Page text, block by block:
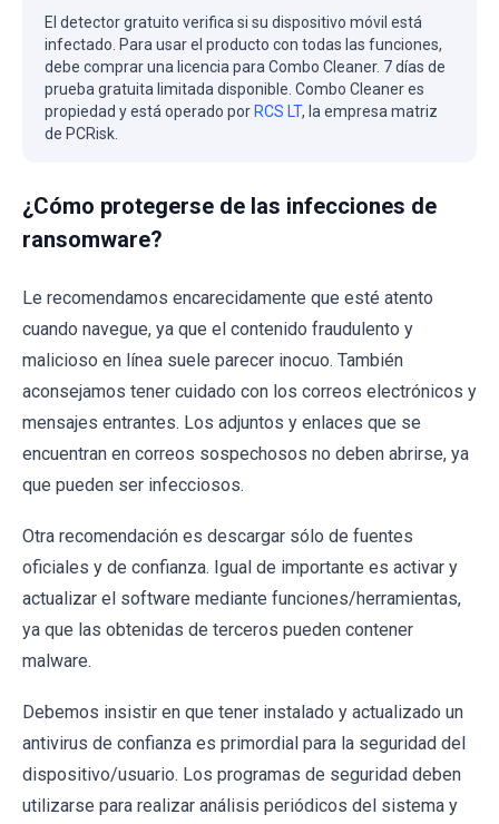
El detector gratuito verifica si su dispositivo móvil está
infectado. Para usar el producto con todas las funciones,
debe comprar una licencia para Combo Cleaner. 7 días de
prueba gratuita limitada disponible. Combo Cleaner es
propiedad y está operado por RCS LT, la empresa matriz
de PCRisk.
¿Cómo protegerse de las infecciones de
ransomware?
Le recomendamos encarecidamente que esté atento
cuando navegue, ya que el contenido fraudulento y
malicioso en línea suele parecer inocuo. También
aconsejamos tener cuidado con los correos electrónicos y
mensajes entrantes. Los adjuntos y enlaces que se
encuentran en correos sospechosos no deben abrirse, ya
que pueden ser infecciosos.
Otra recomendación es descargar sólo de fuentes
oficiales y de confianza. Igual de importante es activar y
actualizar el software mediante funciones/herramientas,
ya que las obtenidas de terceros pueden contener
malware.
Debemos insistir en que tener instalado y actualizado un
antivirus de confianza es primordial para la seguridad del
dispositivo/usuario. Los programas de seguridad deben
utilizarse para realizar análisis periódicos del sistema y